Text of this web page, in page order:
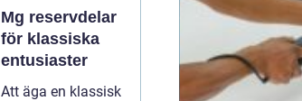
Mg reservdelar
för klassiska
entusiaster
Att äga en klassisk
ikke stopper